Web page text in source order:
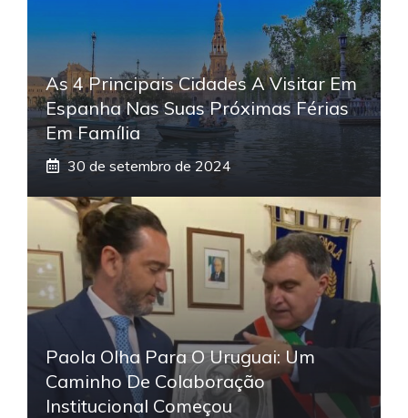
As 4 Principais Cidades A Visitar Em
Espanha Nas Suas Próximas Férias
Em Família
30 de setembro de 2024
Paola Olha Para O Uruguai: Um
Caminho De Colaboração
Institucional Começou